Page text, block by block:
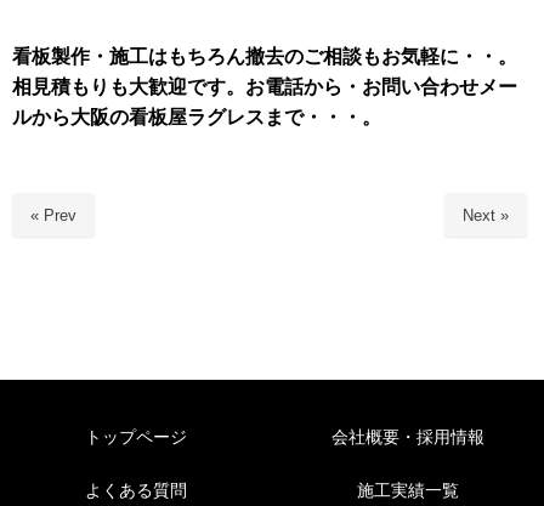
看板製作・施工はもちろん撤去のご相談もお気軽に・・。
相見積もりも大歓迎です。お電話から・お問い合わせメー
ルから大阪の看板屋ラグレスまで・・・。
« Prev Next »
トップページ
よくある質問
会社概要・採用情報
施工実績一覧